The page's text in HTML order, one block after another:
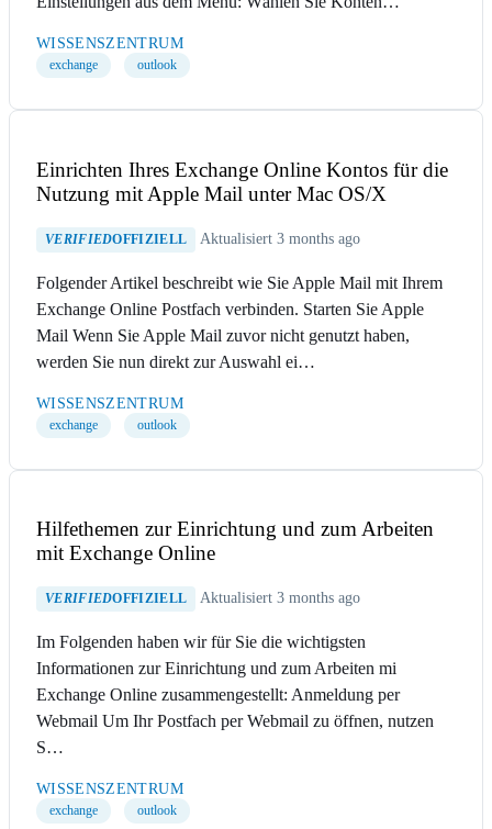
WISSENSZENTRUM
exchange outlook
Einrichten Ihres Exchange Online Kontos für die
Nutzung mit Apple Mail unter Mac OS/X
VERIFIEDOFFIZIELL Aktualisiert 3 months ago
Folgender Artikel beschreibt wie Sie Apple Mail mit Ihrem
Exchange Online Postfach verbinden. Starten Sie Apple
Mail Wenn Sie Apple Mail zuvor nicht genutzt haben,
werden Sie nun direkt zur Auswahl ei…
WISSENSZENTRUM
exchange outlook
Hilfethemen zur Einrichtung und zum Arbeiten
mit Exchange Online
VERIFIEDOFFIZIELL Aktualisiert 3 months ago
Im Folgenden haben wir für Sie die wichtigsten
Informationen zur Einrichtung und zum Arbeiten mi
Exchange Online zusammengestellt: Anmeldung per
Webmail Um Ihr Postfach per Webmail zu öffnen, nutzen
S…
WISSENSZENTRUM
exchange outlook